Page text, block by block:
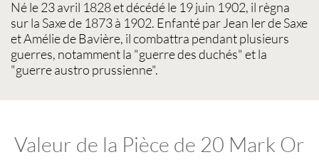
Né le 23 avril 1828 et décédé le 19 juin 1902, il règna
sur la Saxe de 1873 à 1902. Enfanté par Jean Ier de Saxe
et Amélie de Bavière, il combattra pendant plusieurs
guerres, notamment la "guerre des duchés" et la
"guerre austro prussienne".
Valeur de la Pièce de 20 Mark Or